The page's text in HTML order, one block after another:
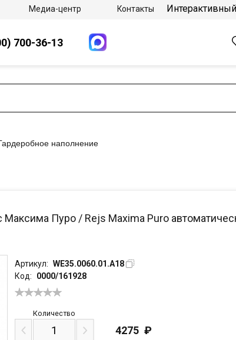
наполнение
Пуро / Rejs Maxima Puro
Артикул: WE35.0060.01.A18
Код:
0000/161928
Количество
4275 ₽
Медиа-центр Контакты
700-36-13